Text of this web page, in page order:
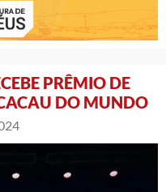
PRÊMIO DE
DO MUNDO